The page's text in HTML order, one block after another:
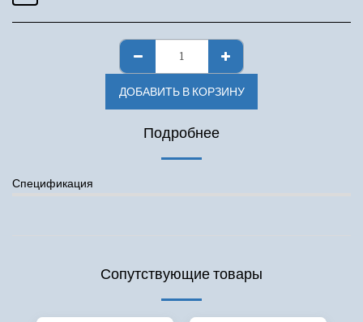
ДОБАВИТЬ В КОРЗИНУ
Подробнее
Спецификация
Сопутствующие товары